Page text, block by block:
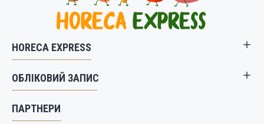
HORECA EXPRESS
ОБЛІКОВИЙ ЗАПИС
ПАРТНЕРИ